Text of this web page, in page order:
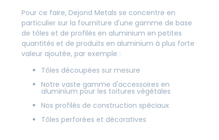
Pour ce faire, Dejond Metals se concentre en
particulier sur la fourniture d'une gamme de base
de tôles et de profilés en aluminium en petites
quantités et de produits en aluminium à plus forte
valeur ajoutée, par exemple :
Tôles découpées sur mesure
Notre vaste gamme d'accessoires en
aluminium pour les toitures végétales
Nos profilés de construction spéciaux
Tôles perforées et décoratives